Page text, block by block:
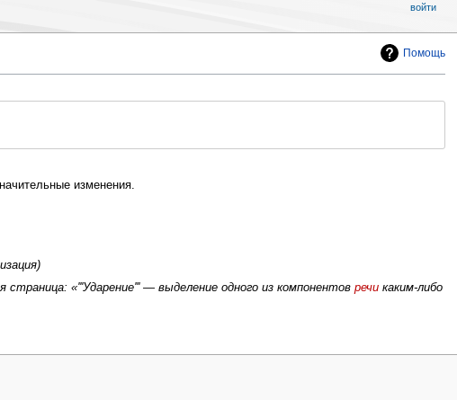
Помощь
изменения.
страница: «'''Ударение''' — выделение одного из компонентов речикаким-либо
войти